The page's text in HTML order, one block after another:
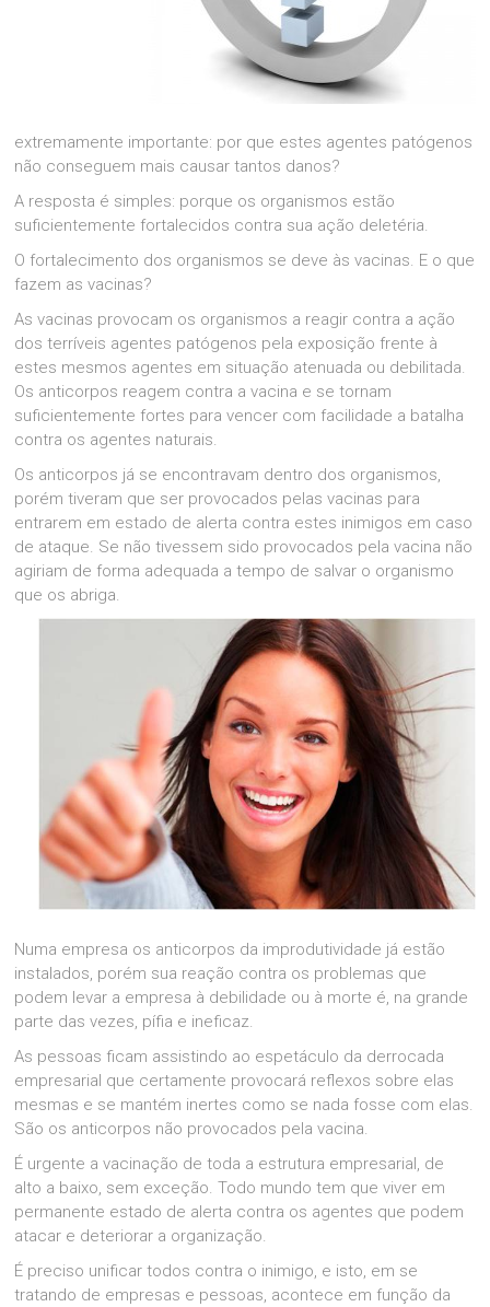
extremamente importante: por que estes agentes patógenos
não conseguem mais causar tantos danos?
A resposta é simples: porque os organismos estão
suficientemente fortalecidos contra sua ação deletéria.
O fortalecimento dos organismos se deve às vacinas. E o que
fazem as vacinas?
As vacinas provocam os organismos a reagir contra a ação
dos terríveis agentes patógenos pela exposição frente à
estes mesmos agentes em situação atenuada ou debilitada.
Os anticorpos reagem contra a vacina e se tornam
suficientemente fortes para vencer com facilidade a batalha
contra os agentes naturais.
Os anticorpos já se encontravam dentro dos organismos,
porém tiveram que ser provocados pelas vacinas para
entrarem em estado de alerta contra estes inimigos em caso
de ataque. Se não tivessem sido provocados pela vacina não
agiriam de forma adequada a tempo de salvar o organismo
que os abriga.
Numa empresa os anticorpos da improdutividade já estão
instalados, porém sua reação contra os problemas que
podem levar a empresa à debilidade ou à morte é, na grande
parte das vezes, pífia e ineficaz.
As pessoas ficam assistindo ao espetáculo da derrocada
empresarial que certamente provocará reflexos sobre elas
mesmas e se mantém inertes como se nada fosse com elas.
São os anticorpos não provocados pela vacina.
É urgente a vacinação de toda a estrutura empresarial, de
alto a baixo, sem exceção. Todo mundo tem que viver em
permanente estado de alerta contra os agentes que podem
atacar e deteriorar a organização.
É preciso unificar todos contra o inimigo, e isto, em se
tratando de empresas e pessoas, acontece em função da